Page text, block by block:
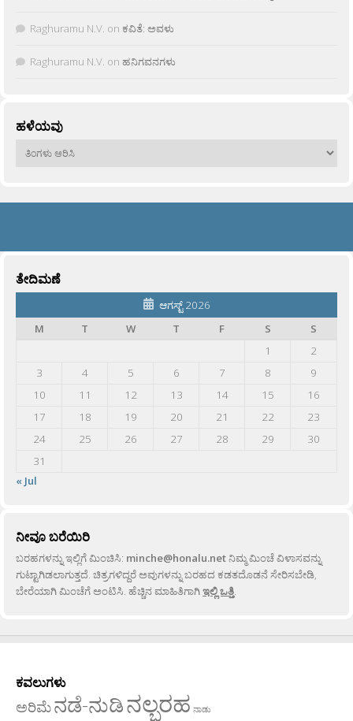
Raghuramu N.V. on ಕವಿತೆ: ಅವಳು
Raghuramu N.V. on ಹನಿಗವನಗಳು
ಹಳೆಯವು
ಹಳೆಯವು
ತೇದಿಮಣೆ
ಆಗಸ್ಟ್ 2026
M
T W T F S
S
1
2
3
4 5 6 7 8
9
10
11 12 13 14 15
16
17
18 19 20 21 22
23
24
25 26 27 28 29
30
31
« Jul
ನೀವೂ ಬರೆಯಿರಿ
ಬರಹಗಳನ್ನು ಇಲ್ಲಿಗೆ ಮಿಂಚಿಸಿ: minche@honalu.netನಿಮ್ಮ ಮಿಂಚೆ ವಿಳಾಸವನ್ನು
ಗುಟ್ಟಾಗಿಡಲಾಗುತ್ತದೆ. ಚಿತ್ರಗಳಿದ್ದರೆ ಅವುಗಳನ್ನು ಬರಹದ ಕಡತದೊಡನೆ ಸೇರಿಸಬೇಡಿ,
ಬೇರೆಯಾಗಿ ಮಿಂಚೆಗೆ ಅಂಟಿಸಿ. ಹೆಚ್ಚಿನ ಮಾಹಿತಿಗಾಗಿಇಲ್ಲಿ ಒತ್ತಿ.
ಕವಲುಗಳು
ಅರಿಮೆನಡೆ-ನುಡಿನಲ್ಬರಹ ನಾಡು